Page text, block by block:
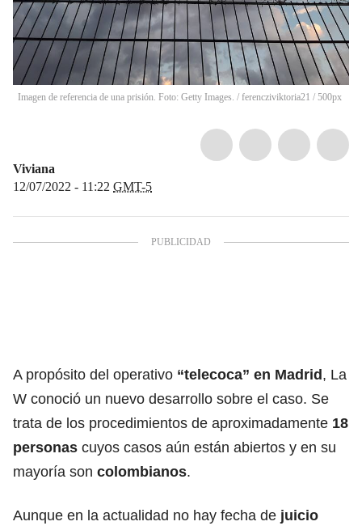
Imagen de referencia de una prisión. Foto: Getty Images. / ferencziviktoria21 / 500px
Viviana
12/07/2022 - 11:22 GMT-5
A propósito del operativo “telecoca” en Madrid, La
W conoció un nuevo desarrollo sobre el caso. Se
trata de los procedimientos de aproximadamente 18
personas cuyos casos aún están abiertos y en su
mayoría son colombianos.
Aunque en la actualidad no hay fecha de juicio